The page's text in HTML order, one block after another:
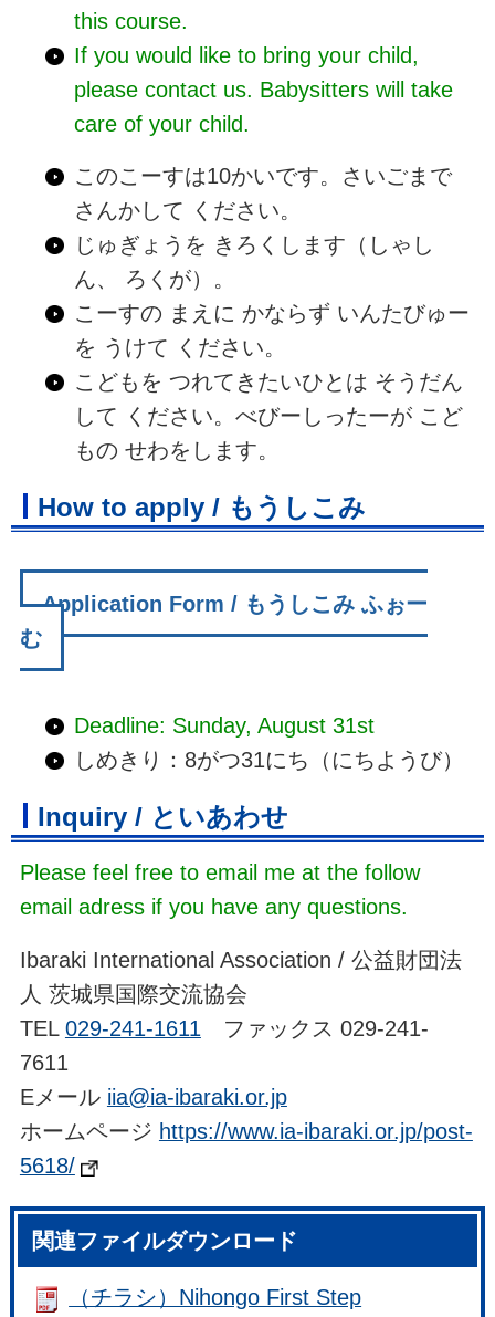
this course.
If you would like to bring your child,
please contact us. Babysitters will take
care of your child.
このこーすは10かいです。さいごまで
さんかして ください。
じゅぎょうを きろくします（しゃし
ん、 ろくが）。
こーすの まえに かならず いんたびゅー
を うけて ください。
こどもを つれてきたいひとは そうだん
して ください。べびーしったーが こど
もの せわをします。
How to apply / もうしこみ
Application Form / もうしこみ ふぉー
む
Deadline: Sunday, August 31st
しめきり：8がつ31にち（にちようび）
Inquiry / といあわせ
Please feel free to email me at the follow
email adress if you have any questions.
Ibaraki International Association / 公益財団法
人 茨城県国際交流協会
TEL 029-241-1611 ファックス 029-241-
7611
Eメール iia@ia-ibaraki.or.jp
ホームページ https://www.ia-ibaraki.or.jp/post-
5618/
関連ファイルダウンロード
（チラシ）Nihongo First Step